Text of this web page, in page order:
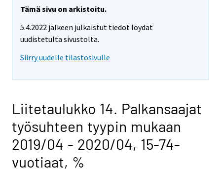
Tämä sivu on arkistoitu.
5.4.2022 jälkeen julkaistut tiedot löydät
uudistetulta sivustolta.
Siirry uudelle tilastosivulle
Liitetaulukko 14. Palkansaajat
työsuhteen tyypin mukaan
2019/04 - 2020/04, 15-74-
vuotiaat, %